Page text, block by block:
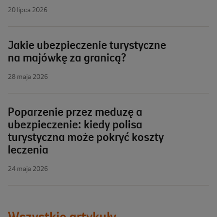
20 lipca 2026
Jakie ubezpieczenie turystyczne
na majówkę za granicą?
28 maja 2026
Poparzenie przez meduzę a
ubezpieczenie: kiedy polisa
turystyczna może pokryć koszty
leczenia
24 maja 2026